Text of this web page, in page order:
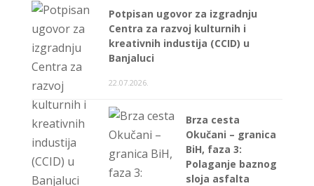
Potpisan ugovor za izgradnju
Centra za razvoj kulturnih i
kreativnih industija (CCID) u
Banjaluci
22.07.2026.
Brza cesta
Okučani – granica
BiH, faza 3:
Polaganje baznog
sloja asfalta